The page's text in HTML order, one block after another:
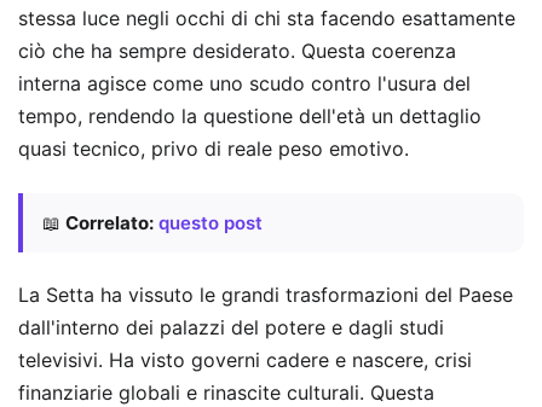
stessa luce negli occhi di chi sta facendo esattamente
ciò che ha sempre desiderato. Questa coerenza
interna agisce come uno scudo contro l'usura del
tempo, rendendo la questione dell'età un dettaglio
quasi tecnico, privo di reale peso emotivo.
📖 Correlato: questo post
La Setta ha vissuto le grandi trasformazioni del Paese
dall'interno dei palazzi del potere e dagli studi
televisivi. Ha visto governi cadere e nascere, crisi
finanziarie globali e rinascite culturali. Questa